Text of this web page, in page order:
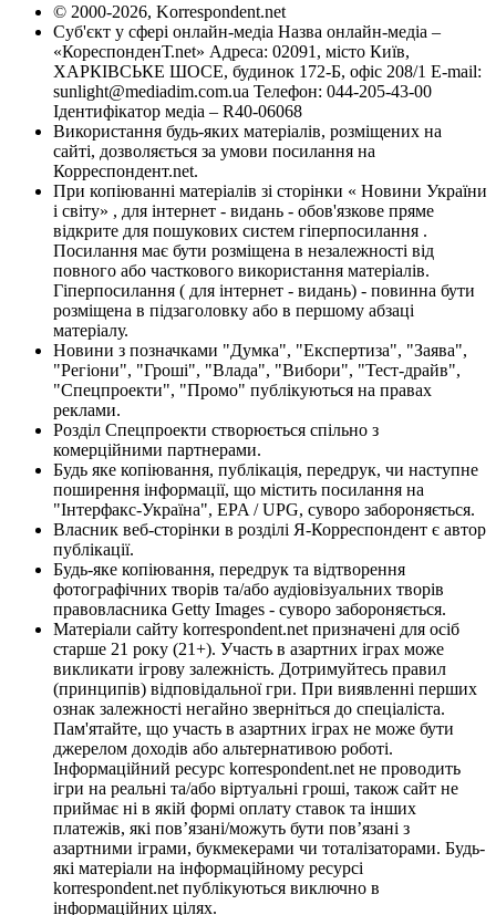
© 2000-2026, Korrespondent.net
Суб'єкт у сфері онлайн-медіа Назва онлайн-медіа –
«КореспонденТ.net» Адреса: 02091, місто Київ,
ХАРКІВСЬКЕ ШОСЕ, будинок 172-Б, офіс 208/1 E-mail:
sunlight@mediadim.com.ua Телефон: 044-205-43-00
Ідентифікатор медіа – R40-06068
Використання будь-яких матеріалів, розміщених на
сайті, дозволяється за умови посилання на
Корреспондент.net.
При копіюванні матеріалів зі сторінки « Новини України
і світу» , для інтернет - видань - обов'язкове пряме
відкрите для пошукових систем гіперпосилання .
Посилання має бути розміщена в незалежності від
повного або часткового використання матеріалів.
Гіперпосилання ( для інтернет - видань) - повинна бути
розміщена в підзаголовку або в першому абзаці
матеріалу.
Новини з позначками "Думка", "Експертиза", "Заява",
"Регіони", "Гроші", "Влада", "Вибори", "Тест-драйв",
"Спецпроекти", "Промо" публікуються на правах
реклами.
Розділ Спецпроекти створюється спільно з
комерційними партнерами.
Будь яке копіювання, публікація, передрук, чи наступне
поширення інформації, що містить посилання на
"Інтерфакс-Україна", EPA / UPG, суворо забороняється.
Власник веб-сторінки в розділі Я-Корреспондент є автор
публікації.
Будь-яке копіювання, передрук та відтворення
фотографічних творів та/або аудіовізуальних творів
правовласника Getty Images - суворо забороняється.
Матеріали сайту korrespondent.net призначені для осіб
старше 21 року (21+). Участь в азартних іграх може
викликати ігрову залежність. Дотримуйтесь правил
(принципів) відповідальної гри. При виявленні перших
ознак залежності негайно зверніться до спеціаліста.
Пам'ятайте, що участь в азартних іграх не може бути
джерелом доходів або альтернативою роботі.
Інформаційний ресурс korrespondent.net не проводить
ігри на реальні та/або віртуальні гроші, також сайт не
приймає ні в якій формі оплату ставок та інших
платежів, які пов’язані/можуть бути пов’язані з
азартними іграми, букмекерами чи тоталізаторами. Будь-
які матеріали на інформаційному ресурсі
korrespondent.net публікуються виключно в
інформаційних цілях.